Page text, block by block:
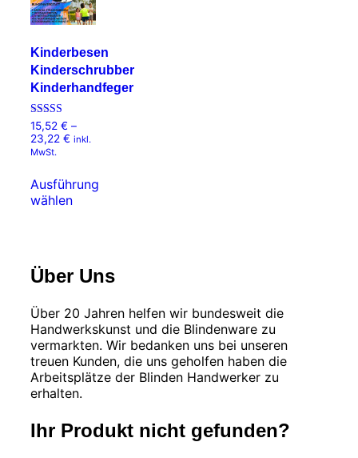
Kinderbesen
Kinderschrubber
Kinderhandfeger
Bewertet mit
5.00
von 5
15,52 € –
23,22 € Preisspanne:
inkl.
MwSt.
Ausführung
wählen
mehrere
Varianten
Die
Optionen
können
auf
der
Produktseite
werden
Über Uns
Über 20 Jahren helfen wir bundesweit die
Handwerkskunst und die Blindenware zu
vermarkten. Wir bedanken uns bei unseren
treuen Kunden, die uns geholfen haben die
Arbeitsplätze der Blinden Handwerker zu
erhalten.
Ihr Produkt nicht gefunden?